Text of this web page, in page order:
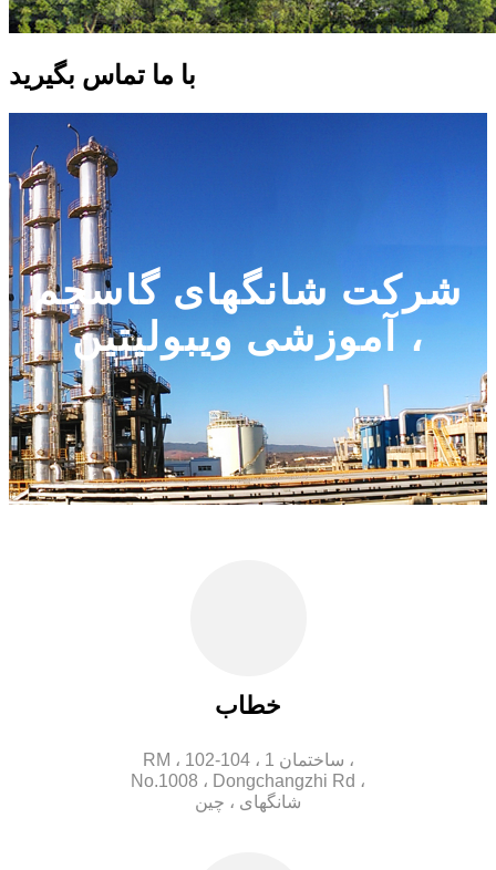
با ما تماس بگیرید
شرکت شانگهای گاسچم
، آموزشی ویبولیتین
خطاب
RM ، 102-104 ، ساختمان 1 ،
No.1008 ، Dongchangzhi Rd ،
شانگهای ، چین